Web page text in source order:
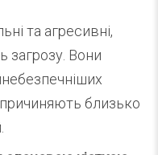
та агресивні,
загрозу. Вони
близько